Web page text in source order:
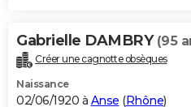
Gabrielle DAMBRY (95
Créer une cagnotte obsèques
Naissance
02/06/1920 à Anse (Rhône)